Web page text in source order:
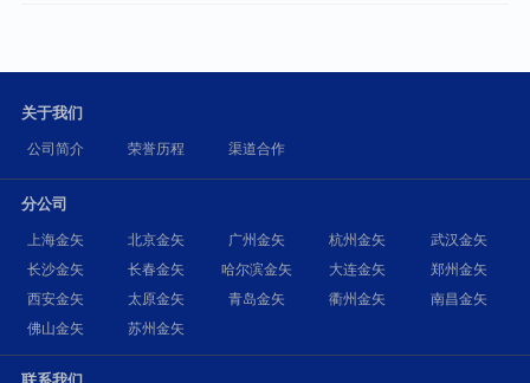
关于我们
公司简介 荣誉历程 渠道合作
分公司
上海金矢 北京金矢 广州金矢 杭州金矢
武汉金矢
长沙金矢
长春金矢 哈尔滨金矢 大连金矢
郑州金矢
西安金矢
太原金矢 青岛金矢 衢州金矢
南昌金矢
佛山金矢
苏州金矢